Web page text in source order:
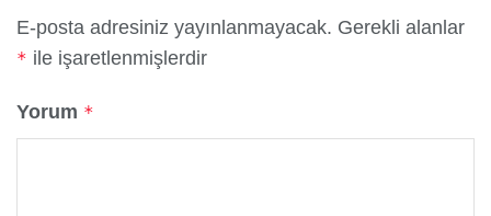
E-posta adresiniz yayınlanmayacak. Gerekli alanlar
* ile işaretlenmişlerdir
Yorum *